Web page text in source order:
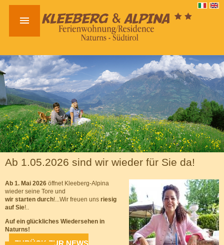

Ab 1.05.2026 sind wir wieder für Sie da!
Ab 1. Mai 2026 öffnet Kleeberg-Alpina
wieder seine Tore und
wir starten durch!...Wir freuen uns riesig
auf Sie!..
Auf ein glückliches Wiedersehen in
Naturns!